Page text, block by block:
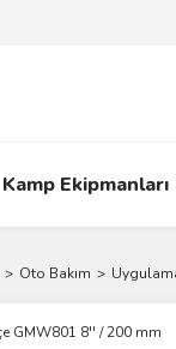
Kamp Ekipmanları
Oto Bakım